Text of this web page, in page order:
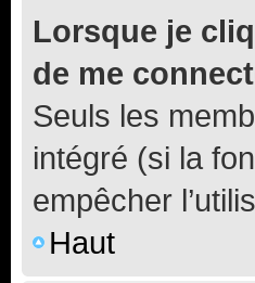
Lorsque je
de me
Seuls les
intégré (si la
empêcher
Haut